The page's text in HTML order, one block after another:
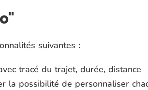
suivantes :
tracé du trajet, durée, distance
la possibilité de personnaliser